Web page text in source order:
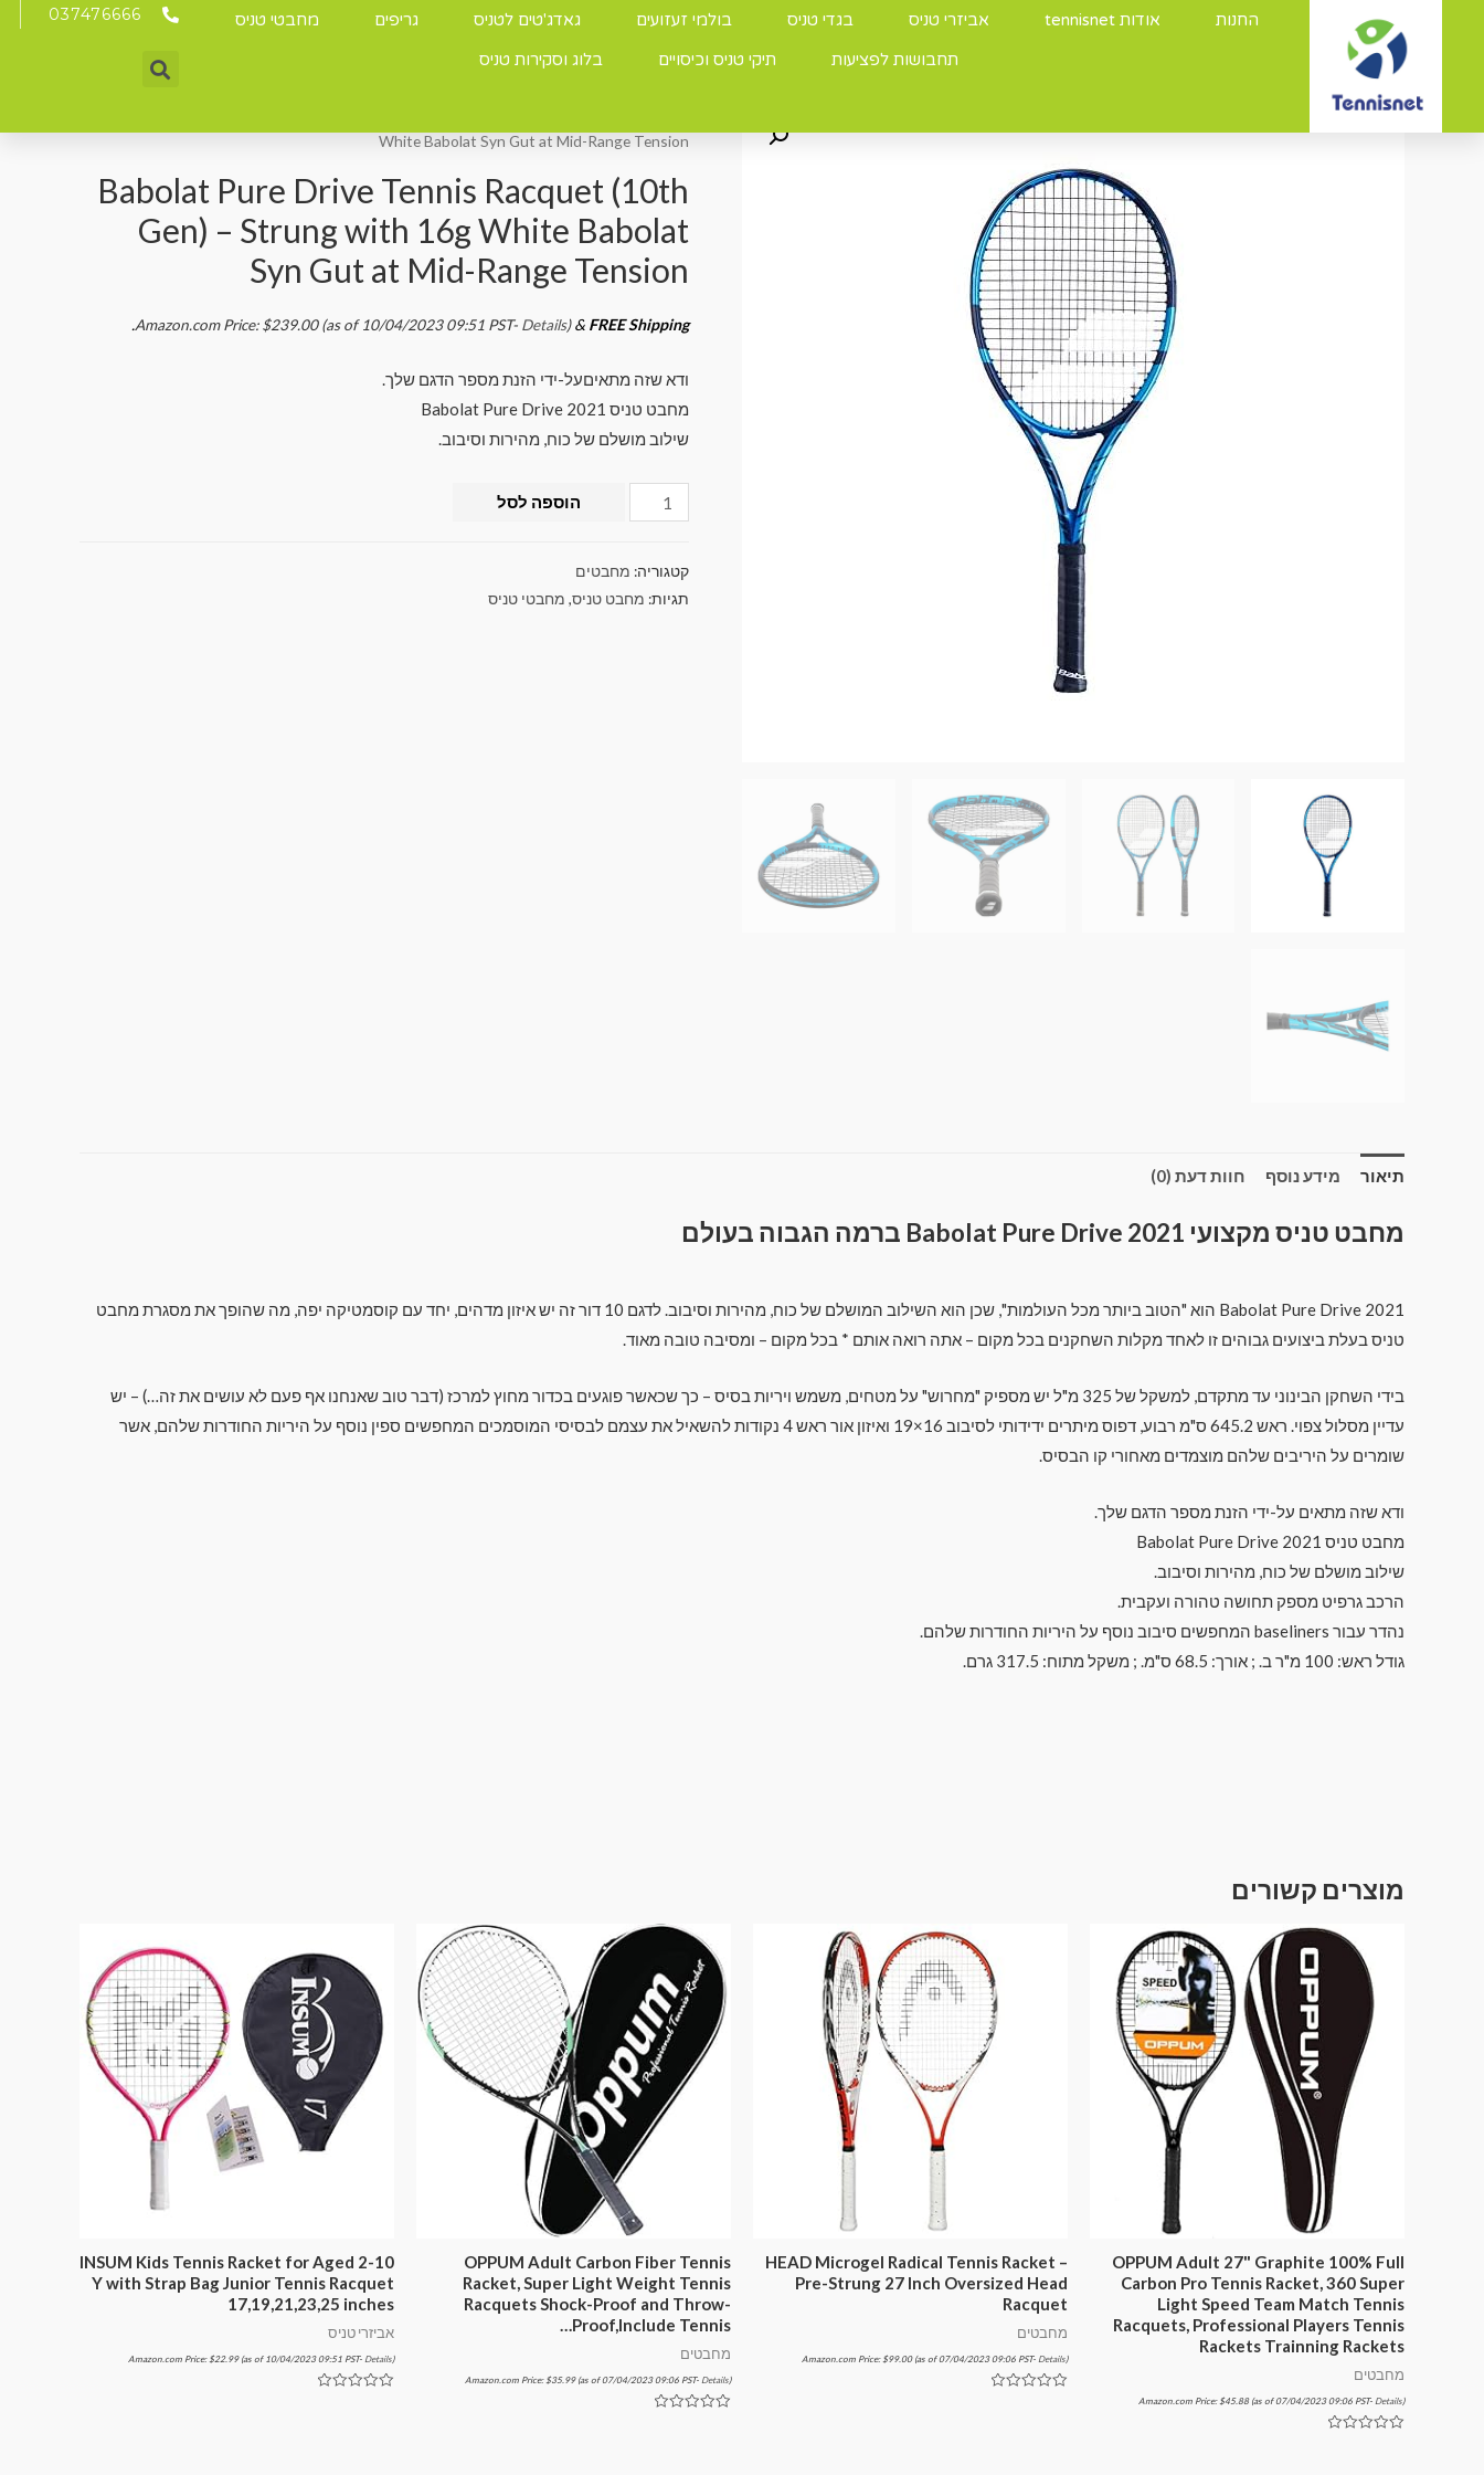
החנות אודות tennisnet אביזרי טניס בגדי טניס בולמי זעזועים גאדג'טים לטניס גריפים
מחבטי טניס
תחבושות לפציעות
תיקי טניס וכיסויים בלוג וסקירות טניס
037476666
White Babolat Syn Gut at Mid-Range Tension
Babolat Pure Drive Tennis Racquet (10th
Gen) – Strung with 16g White Babolat
Syn Gut at Mid-Range Tension
Amazon.com Price:$239.00(as of 10/04/2023 09:51 PST- Details)& FREE Shipping
.
ודא שזה מתאיםעל-ידי הזנת מספר הדגם שלך.
מחבט טניס Babolat Pure Drive 2021
שילוב מושלם של כוח, מהירות וסיבוב.
הוספה לסל
קטגוריה: מחבטים
תגיות: מחבט טניס, מחבטי טניס
תיאור מידע נוסף חוות דעת (0)
מחבט טניס מקצועי Babolat Pure Drive 2021 ברמה הגבוה בעולם
Babolat Pure Drive 2021 הוא "הטוב ביותר מכל העולמות", שכן הוא השילוב המושלם של כוח, מהירות וסיבוב. לדגם 10 דור זה יש איזון מדהים, יחד עם קוסמטיקה יפה, מה שהופך את מסגרת מחבט
טניס בעלת ביצועים גבוהים זו לאחד מקלות השחקנים בכל מקום – אתה רואה אותם * בכל מקום – ומסיבה טובה מאוד.
בידי השחקן הבינוני עד מתקדם, למשקל של 325 מ"ל יש מספיק "מחרוש" על מטחים, משמש ויריות בסיס – כך שכאשר פוגעים בכדור מחוץ למרכז (דבר טוב שאנחנו אף פעם לא עושים את זה…) – יש
עדיין מסלול צפוי. ראש 645.2 ס"מ רבוע, דפוס מיתרים ידידותי לסיבוב 16×19 ואיזון אור ראש 4 נקודות להשאיל את עצמם לבסיסי המוסמכים המחפשים ספין נוסף על היריות החודרות שלהם, אשר
שומרים על היריבים שלהם מוצמדים מאחורי קו הבסיס.
ודא שזה מתאים על-ידי הזנת מספר הדגם שלך.
מחבט טניס Babolat Pure Drive 2021
שילוב מושלם של כוח, מהירות וסיבוב.
הרכב גרפיט מספק תחושה טהורה ועקבית.
נהדר עבור baseliners המחפשים סיבוב נוסף על היריות החודרות שלהם.
גודל ראש: 100 מ"ר ב. ; אורך: 68.5 ס"מ. ; משקל מתוח: 317.5 גרם.
מוצרים קשורים
OPPUM Adult 27" Graphite 100% Full
Carbon Pro Tennis Racket, 360 Super
Light Speed ​​Team Match Tennis
Racquets, Professional Players Tennis
Rackets Trainning Rackets
מחבטים
Amazon.com Price: $45.88(as of 07/04/2023 09:06 PST- Details)
HEAD Microgel Radical Tennis Racket –
Pre-Strung 27 Inch Oversized Head
Racquet
מחבטים
Amazon.com Price: $99.00(as of 07/04/2023 09:06 PST- Details)
OPPUM Adult Carbon Fiber Tennis
Racket, Super Light Weight Tennis
Racquets Shock-Proof and Throw-
Proof,Include Tennis…
מחבטים
Amazon.com Price: $35.99(as of 07/04/2023 09:06 PST- Details)
INSUM Kids Tennis Racket for Aged 2-10
Y with Strap Bag Junior Tennis Racquet
17,19,21,23,25 inches
אביזרי טניס
Amazon.com Price: $22.99(as of 10/04/2023 09:51 PST- Details)